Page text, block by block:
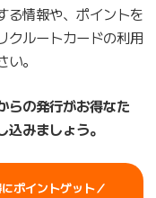
る情報や、ポイントを
クルートカードの利用
。
らの発行がお得なた
みましょう。
ポイントゲット／